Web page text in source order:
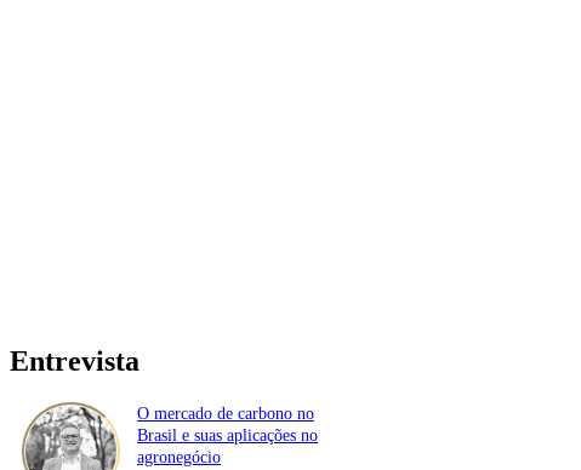
Entrevista
O mercado de carbono no
Brasil e suas aplicações no
agronegócio